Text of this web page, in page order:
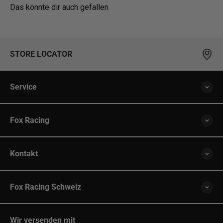
Das könnte dir auch gefallen
STORE LOCATOR
Service
Fox Racing
Kontakt
Fox Racing Schweiz
Wir versenden mit